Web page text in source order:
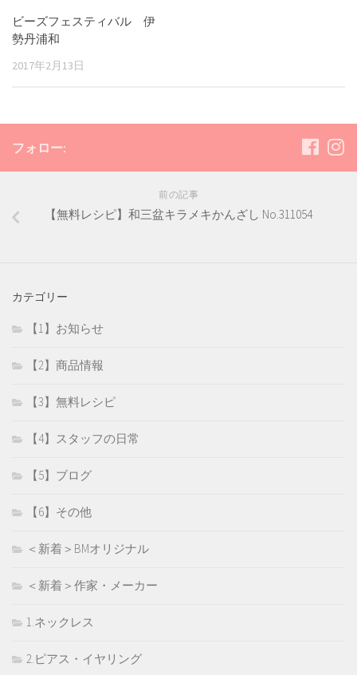
ビーズフェスティバル 伊
勢丹浦和
2017年2月13日
フォロー:
前の記事
【無料レシピ】和三盆キラメキかんざし No.311054
カテゴリー
【1】お知らせ
【2】商品情報
【3】無料レシピ
【4】スタッフの日常
【5】ブログ
【6】その他
＜新着＞BMオリジナル
＜新着＞作家・メーカー
1.ネックレス
2.ピアス・イヤリング